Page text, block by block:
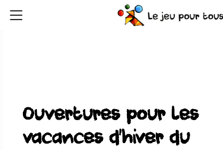
Ouvertures pour les
vacances d’hiver du